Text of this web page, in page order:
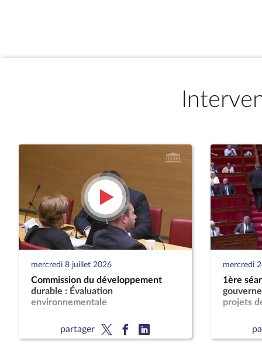
mercredi 8 juillet 2026
Commission du développement
durable : Évaluation
environnementale
partager
mercredi
1ère
projets